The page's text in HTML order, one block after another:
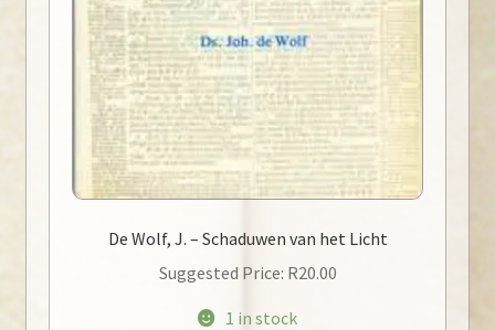
De Wolf, J. – Schaduwen van het Licht
Suggested Price: R20.00
1 in stock